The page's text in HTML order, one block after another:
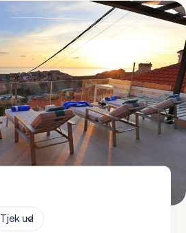
Tjek ud